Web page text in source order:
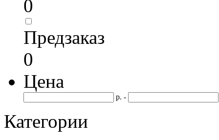
0
Предзаказ
0
Цена
р. -
Категории